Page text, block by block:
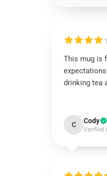
This mug is
drinking tea
C Cody
Verified